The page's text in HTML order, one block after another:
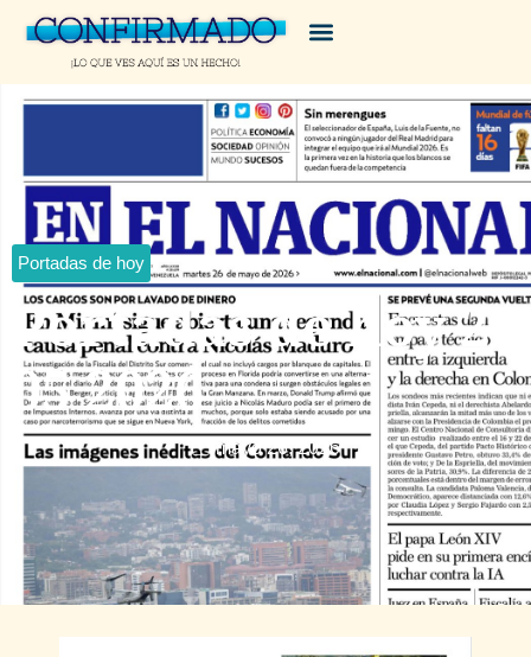
Portadas de hoy
Portadas de hoy 26
05 2026
mayo 26, 2026